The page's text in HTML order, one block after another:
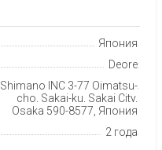
Япония
Deore
Shimano INC 3-77 Oimatsu-
cho, Sakai-ku, Sakai City,
Osaka 590-8577, Япония
2 года